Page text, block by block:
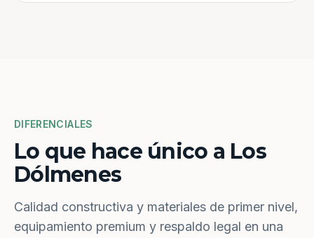
DIFERENCIALES
Lo que hace único a Los
Dólmenes
Calidad constructiva y materiales de primer nivel,
equipamiento premium y respaldo legal en una